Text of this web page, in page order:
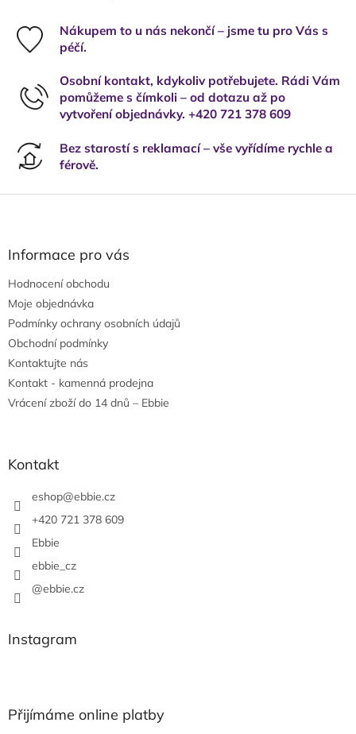
Nákupem to u nás nekončí – jsme tu pro Vás s
péčí.
Osobní kontakt, kdykoliv potřebujete. Rádi Vám
pomůžeme s čímkoli – od dotazu až po
vytvoření objednávky. +420 721 378 609
Bez starostí s reklamací – vše vyřídíme rychle a
férově.
Informace pro vás
Hodnocení obchodu
Moje objednávka
Podmínky ochrany osobních údajů
Obchodní podmínky
Kontaktujte nás
Kontakt - kamenná prodejna
Vrácení zboží do 14 dnů – Ebbie
Kontakt
eshop@ebbie.cz
+420 721 378 609
Ebbie
ebbie_cz
@ebbie.cz
Instagram
Přijímáme online platby